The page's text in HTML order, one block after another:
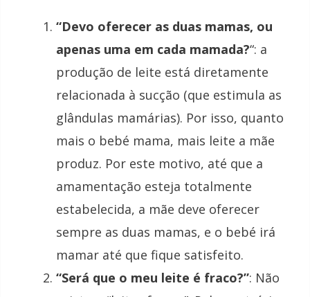
“Devo oferecer as duas mamas, ou
apenas uma em cada mamada?“: a
produção de leite está diretamente
relacionada à sucção (que estimula as
glândulas mamárias). Por isso, quanto
mais o bebé mama, mais leite a mãe
produz. Por este motivo, até que a
amamentação esteja totalmente
estabelecida, a mãe deve oferecer
sempre as duas mamas, e o bebé irá
mamar até que fique satisfeito.
“Será que o meu leite é fraco?”: Não